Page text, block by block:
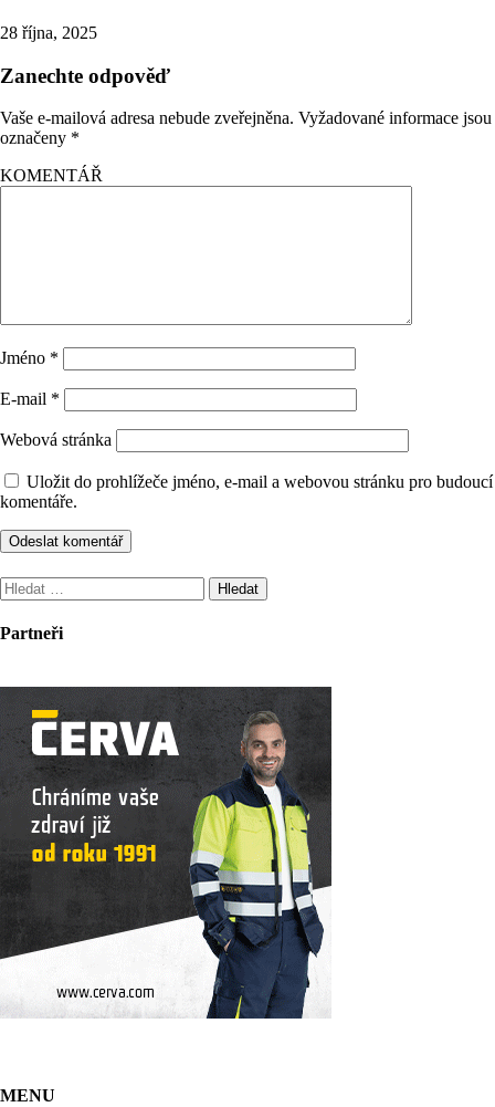
28 října, 2025
Zanechte odpověď
Vaše e-mailová adresa nebude zveřejněna. Vyžadované informace jsou
označeny *
KOMENTÁŘ
Jméno *
E-mail *
Webová stránka
Uložit do prohlížeče jméno, e-mail a webovou stránku pro budoucí
komentáře.
Vyhledávání
Partneři
MENU